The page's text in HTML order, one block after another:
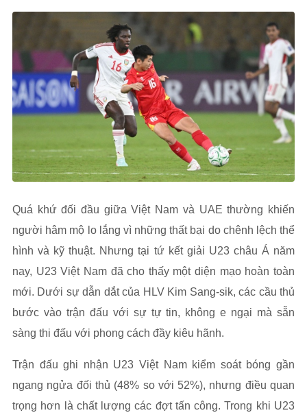
Quá khứ đối đầu giữa Việt Nam và UAE thường khiến
người hâm mộ lo lắng vì những thất bại do chênh lệch thể
hình và kỹ thuật. Nhưng tại tứ kết giải U23 châu Á năm
nay, U23 Việt Nam đã cho thấy một diện mạo hoàn toàn
mới. Dưới sự dẫn dắt của HLV Kim Sang-sik, các cầu thủ
bước vào trận đấu với sự tự tin, không e ngại mà sẵn
sàng thi đấu với phong cách đầy kiêu hãnh.
Trận đấu ghi nhận U23 Việt Nam kiểm soát bóng gần
ngang ngửa đối thủ (48% so với 52%), nhưng điều quan
trọng hơn là chất lượng các đợt tấn công. Trong khi U23